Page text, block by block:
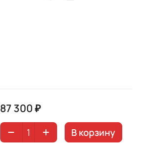
87 300 ₽
В корзину